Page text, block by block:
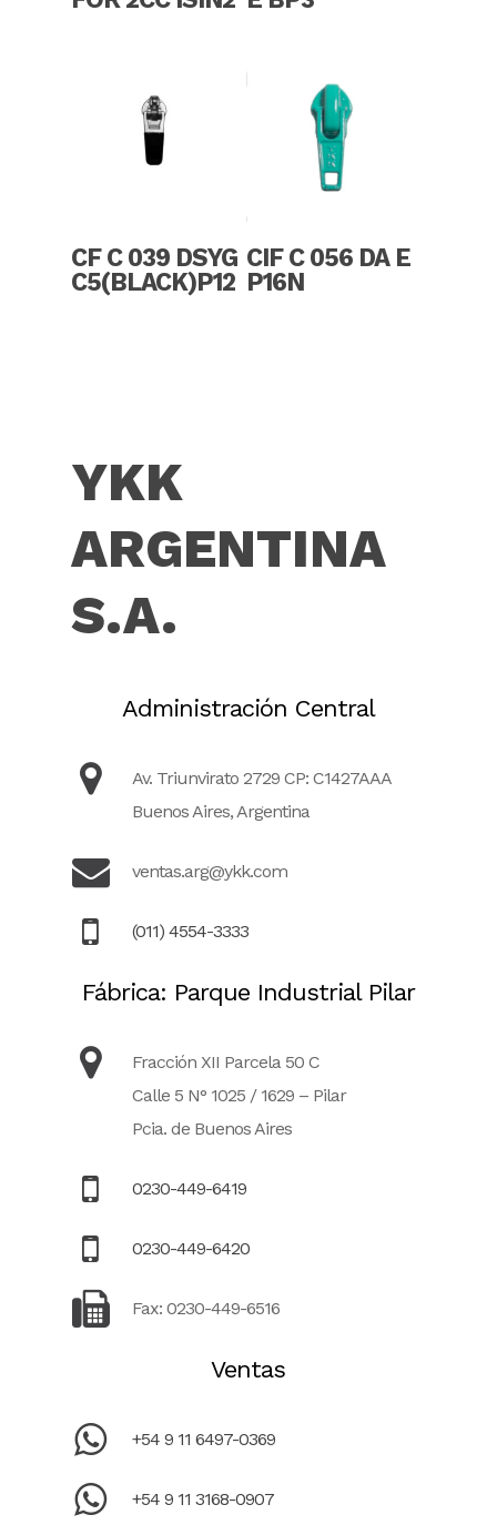
CF C 039 DSYG
C5(BLACK)P12
CIF C 056 DA E
P16N
YKK
ARGENTINA
S.A.
Administración Central
Av. Triunvirato 2729 CP: C1427AAA
Buenos Aires, Argentina
ventas.arg@ykk.com
(011) 4554-3333
Fábrica: Parque Industrial Pilar
Fracción XII Parcela 50 C
Calle 5 N° 1025 / 1629 – Pilar
Pcia. de Buenos Aires
0230-449-6419
0230-449-6420
Fax: 0230-449-6516
Ventas
+54 9 11 6497-0369
+54 9 11 3168-0907